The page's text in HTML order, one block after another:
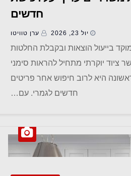
חדשים
יול 23, 2026 ערן טוויטו
בייעול הוצאות ובקבלת החלטות
ציוד יוקרתי מתחיל להראות סימני
היא לרוב חיפוש אחר פריטים
חדשים לגמרי. עם…